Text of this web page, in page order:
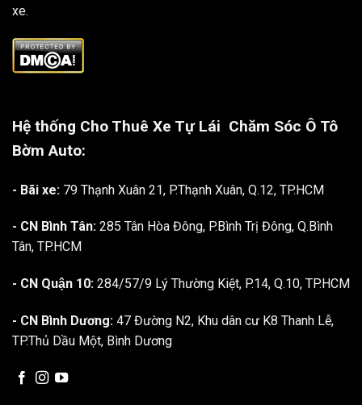
xe.
Hệ thống Cho Thuê Xe Tự Lái Chăm Sóc Ô Tô
Bờm Auto:
- Bãi xe: 79 Thạnh Xuân 21, P.Thạnh Xuân, Q.12, TP.HCM
- CN Bình Tân: 285 Tân Hòa Đông, P.Bình Trị Đông, Q.Bình
Tân, TP.HCM
- CN Quận 10: 284/57/9 Lý Thường Kiệt, P.14, Q.10, TP.HCM
- CN Bình Dương: 47 Đường N2, Khu dân cư K8 Thanh Lễ,
TP.Thủ Dầu Một, Bình Dương